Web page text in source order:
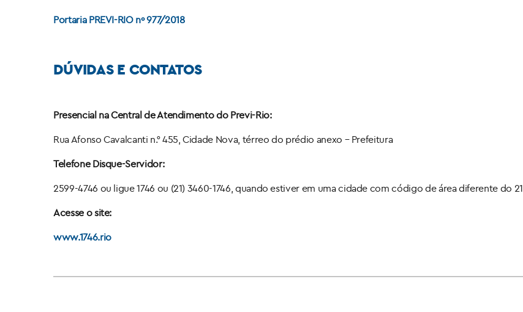
Portaria PREVI-RIO nº 977/2018
DÚVIDAS E CONTATOS
Presencial na Central de Atendimento do Previ-Rio:
Rua Afonso Cavalcanti n.° 455, Cidade Nova, térreo do prédio anexo – Prefeitura
Telefone Disque-Servidor:
2599-4746 ou ligue 1746 ou (21) 3460-1746, quando estiver em uma cidade com código de área diferente do 21
Acesse o site:
www.1746.rio